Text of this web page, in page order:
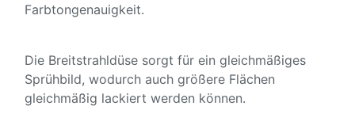
Farbtongenauigkeit.
Die Breitstrahldüse sorgt für ein gleichmäßiges
Sprühbild, wodurch auch größere Flächen
gleichmäßig lackiert werden können.